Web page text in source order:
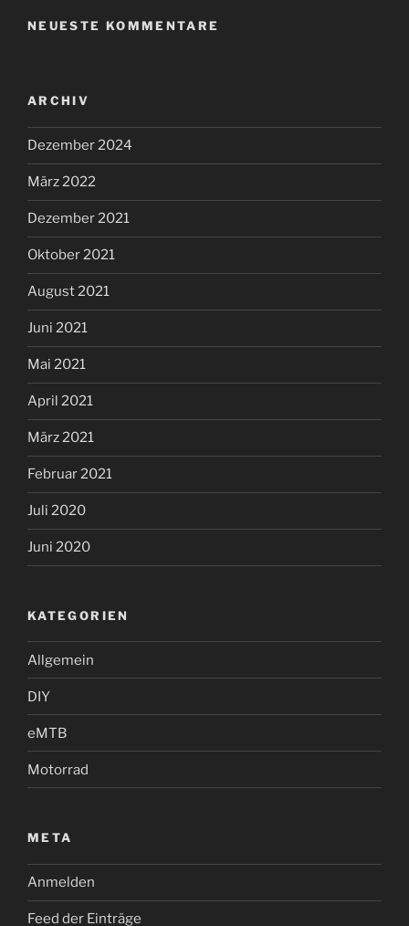
NEUESTE KOMMENTARE
ARCHIV
Dezember 2024
März 2022
Dezember 2021
Oktober 2021
August 2021
Juni 2021
Mai 2021
April 2021
März 2021
Februar 2021
Juli 2020
Juni 2020
KATEGORIEN
Allgemein
DIY
eMTB
Motorrad
META
Anmelden
Feed der Einträge